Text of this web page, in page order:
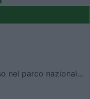
nel parco nazional...